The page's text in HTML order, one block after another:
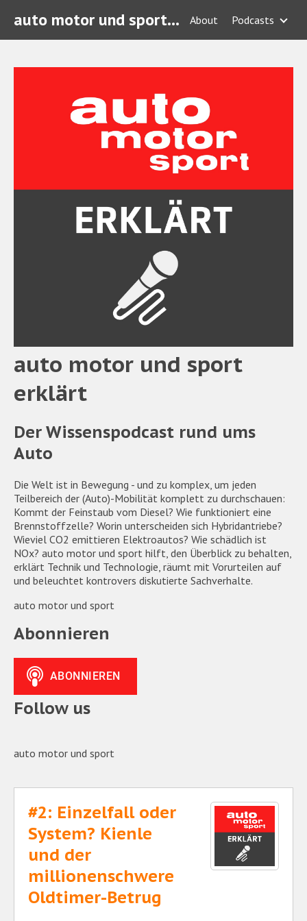
auto motor und sport Podcasts About Podcasts
auto motor und sport
erklärt
Der Wissenspodcast rund ums
Auto
Die Welt ist in Bewegung - und zu komplex, um jeden
Teilbereich der (Auto)-Mobilität komplett zu durchschauen:
Kommt der Feinstaub vom Diesel? Wie funktioniert eine
Brennstoffzelle? Worin unterscheiden sich Hybridantriebe?
Wieviel CO2 emittieren Elektroautos? Wie schädlich ist
NOx? auto motor und sport hilft, den Überblick zu behalten,
erklärt Technik und Technologie, räumt mit Vorurteilen auf
und beleuchtet kontrovers diskutierte Sachverhalte.
auto motor und sport
Abonnieren
Follow us
auto motor und sport
#2: Einzelfall oder
System? Kienle
und der
millionenschwere
Oldtimer-Betrug